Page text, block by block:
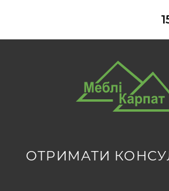
ОТРИМАТИ